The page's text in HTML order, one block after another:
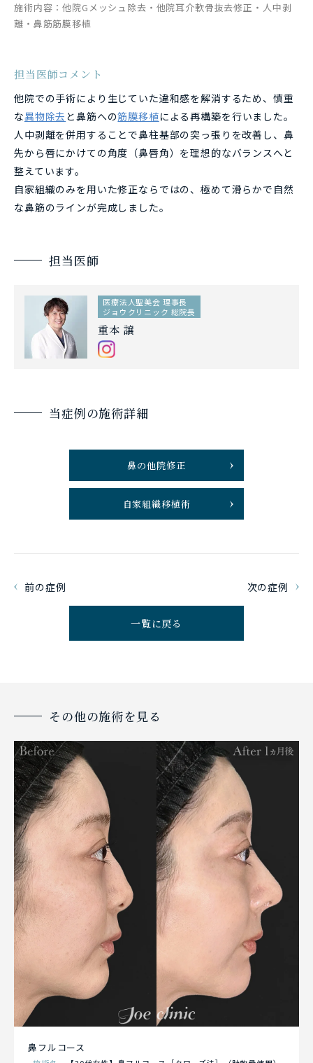
施術内容：他院Gメッシュ除去・他院耳介軟骨抜去修正・人中剥
離・鼻筋筋膜移植
担当医師コメント
他院での手術により生じていた違和感を解消するため、慎重
な異物除去 と鼻筋への筋膜移植による再構築を行いました。
人中剥離を併用することで鼻柱基部の突っ張りを改善し、鼻
先から唇にかけての角度（鼻唇角）を理想的なバランスへと
整えています。
自家組織のみを用いた修正ならではの、極めて滑らかで自然
な鼻筋のラインが完成しました。
担当医師
医療法人聖美会 理事長
ジョウクリニック 総院長
重本 譲
当症例の施術詳細
鼻の他院修正
自家組織移植術
前の症例 次の症例
一覧に戻る
その他の施術を見る
鼻フルコース